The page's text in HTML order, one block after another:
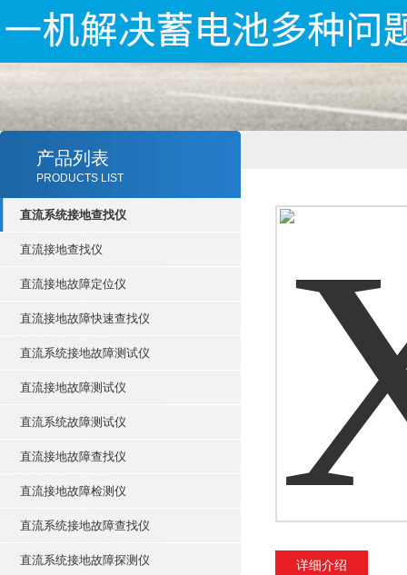
产品列表
PRODUCTS LIST
直流系统接地查找仪
直流接地查找仪
直流接地故障定位仪
直流接地故障快速查找仪
直流系统接地故障测试仪
直流接地故障测试仪
直流系统故障测试仪
直流接地故障查找仪
直流接地故障检测仪
直流系统接地故障查找仪
直流系统接地故障探测仪 详细介绍